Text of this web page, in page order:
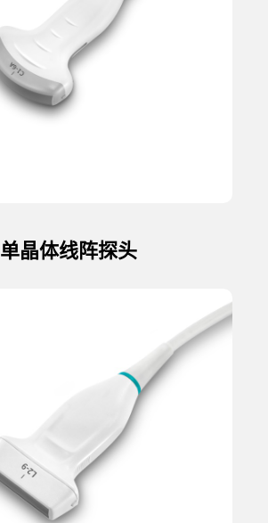
单晶体线阵探头